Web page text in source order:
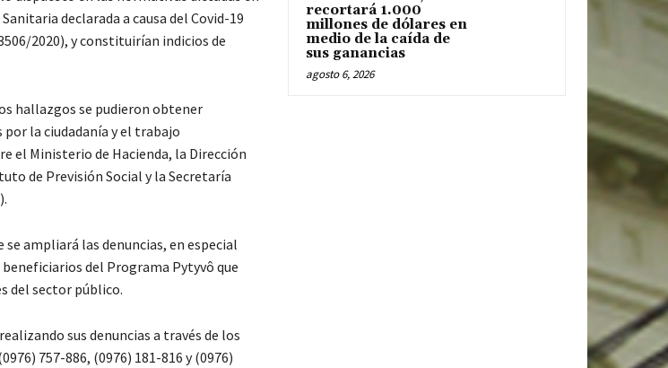
declarada a causa del Covid-19
2020), y constituirían indicios de
hallazgos se pudieron obtener
la ciudadanía y el trabajo
el Ministerio de Hacienda, la Dirección
de Previsión Social y la Secretaría
se ampliará las denuncias, en especial
del Programa Pytyvô que
del sector público.
sus denuncias a través de los
757-886, (0976) 181-816 y (0976)
recortará 1.000
millones de dólares en
medio de la caída de
sus ganancias
agosto 6, 2026